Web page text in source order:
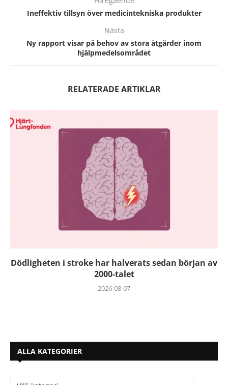
Ineffektiv tillsyn över medicintekniska produkter
Nästa
Ny rapport visar på behov av stora åtgärder inom
hjälpmedelsområdet
RELATERADE ARTIKLAR
Dödligheten i stroke har halverats sedan början av
2000-talet
2026-08-07
ALLA KATEGORIER